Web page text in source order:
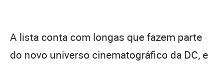
A lista conta com longas que fazem parte
do novo universo cinematográfico da DC, e